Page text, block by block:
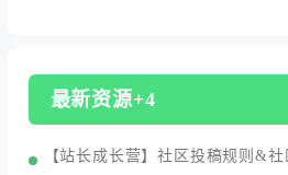
最新资源+4
【站长成长营】社区投稿规则&社